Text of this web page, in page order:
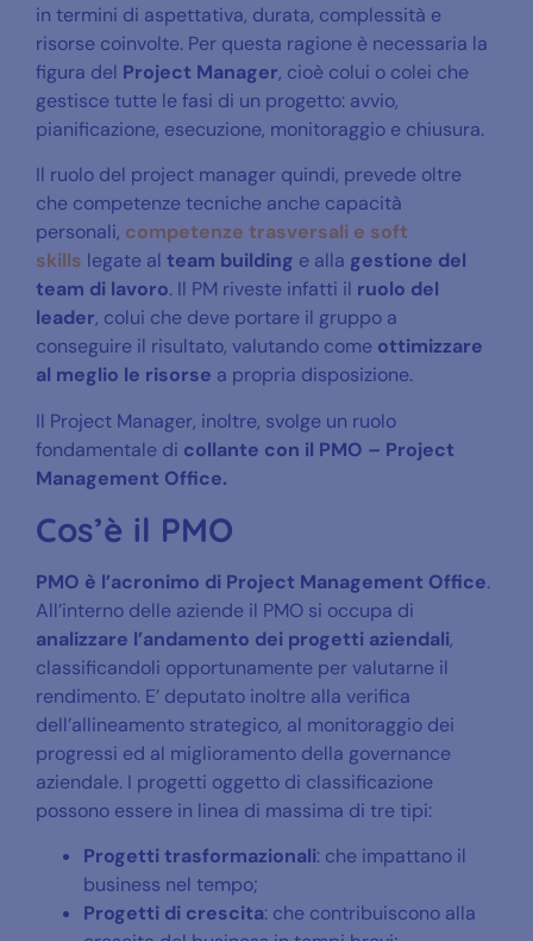
in termini di aspettativa, durata, complessità e
risorse coinvolte. Per questa ragione è necessaria la
figura del Project Manager, cioè colui o colei che
gestisce tutte le fasi di un progetto: avvio,
pianificazione, esecuzione, monitoraggio e chiusura.
Il ruolo del project manager quindi, prevede oltre
che competenze tecniche anche capacità
personali, competenze trasversali e soft
skills legate al team building e alla gestione del
team di lavoro. Il PM riveste infatti il ruolo del
leader, colui che deve portare il gruppo a
conseguire il risultato, valutando come ottimizzare
al meglio le risorse a propria disposizione.
Il Project Manager, inoltre, svolge un ruolo
fondamentale di collante con il PMO – Project
Management Office.
Cos’è il PMO
PMO è l’acronimo di Project Management Office.
All’interno delle aziende il PMO si occupa di
analizzare l’andamento dei progetti aziendali,
classificandoli opportunamente per valutarne il
rendimento. E’ deputato inoltre alla verifica
dell’allineamento strategico, al monitoraggio dei
progressi ed al miglioramento della governance
aziendale. I progetti oggetto di classificazione
possono essere in linea di massima di tre tipi:
Progetti trasformazionali: che impattano il
business nel tempo;
Progetti di crescita: che contribuiscono alla